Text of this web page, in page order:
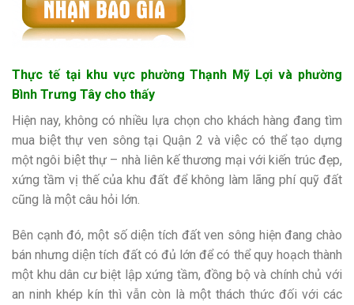
Thực tế tại khu vực phường Thạnh Mỹ Lợi và phường
Bình Trưng Tây cho thấy
Hiện nay, không có nhiều lựa chọn cho khách hàng đang tìm
mua biệt thự ven sông tại Quận 2 và việc có thể tạo dựng
một ngôi biệt thự – nhà liên kế thương mại với kiến trúc đẹp,
xứng tầm vị thế của khu đất để không làm lãng phí quỹ đất
cũng là một câu hỏi lớn.
Bên cạnh đó, một số diện tích đất ven sông hiện đang chào
bán nhưng diện tích đất có đủ lớn để có thể quy hoạch thành
một khu dân cư biệt lập xứng tầm, đồng bộ và chính chủ với
an ninh khép kín thì vẫn còn là một thách thức đối với các